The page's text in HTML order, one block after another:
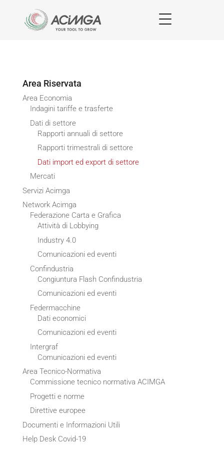
Area Riservata
Area Economia
Indagini tariffe e trasferte
Dati di settore
Rapporti annuali di settore
Rapporti trimestrali di settore
Dati import ed export di settore
Mercati
Servizi Acimga
Network Acimga
Federazione Carta e Grafica
Attività di Lobbying
Industry 4.0
Comunicazioni ed eventi
Confindustria
Congiuntura Flash Confindustria
Comunicazioni ed eventi
Federmacchine
Dati economici
Comunicazioni ed eventi
Intergraf
Comunicazioni ed eventi
Area Tecnico-Normativa
Commissione tecnico normativa ACIMGA
Progetti e norme
Direttive europee
Documenti e Informazioni Utili
Help Desk Covid-19